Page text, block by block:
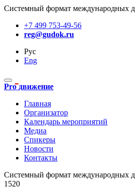
Системный формат международных
+7 499 753-49-56
reg@gudok.ru
Рус
Eng
Pro движение
Главная
Организатор
Календарь мероприятий
Медиа
Спикеры
Новости
Контакты
Cистемный формат международных
1520